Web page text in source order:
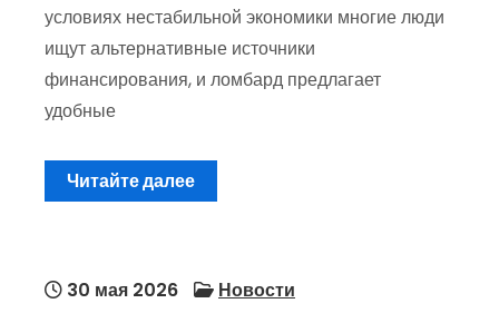
условиях нестабильной экономики многие люди
ищут альтернативные источники
финансирования, и ломбард предлагает
удобные
Читайте далее
30 мая 2026 Новости